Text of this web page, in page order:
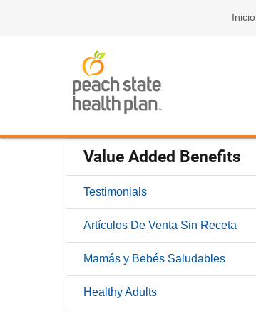
Inicio
Value Added Benefits
Testimonials
Artículos De Venta Sin Receta
Mamás y Bebés Saludables
Healthy Adults